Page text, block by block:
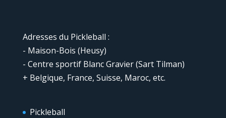
Adresses du Pickleball :
- Maison-Bois (Heusy)
- Centre sportif Blanc Gravier (Sart Tilman)
+ Belgique, France, Suisse, Maroc, etc.
Pickleball